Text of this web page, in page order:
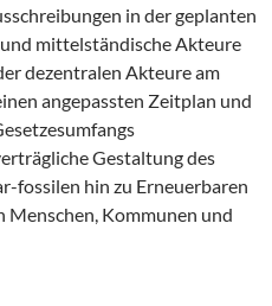
in der geplanten
mittelständische Akteure
dezentralen Akteure am
angepassten Zeitplan und
Gestaltung des
fossilen hin zu Erneuerbaren
Menschen, Kommunen und